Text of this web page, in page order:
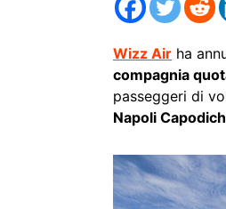
Wizz Air ha
compagnia
passeggeri di
Napoli